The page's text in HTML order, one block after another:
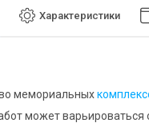
Характеристики
мемориальных
может